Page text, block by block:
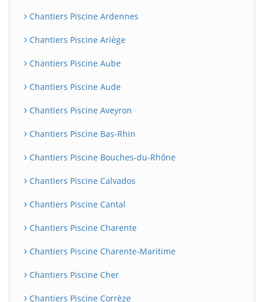
Chantiers Piscine Ardennes
Chantiers Piscine Ariège
Chantiers Piscine Aube
Chantiers Piscine Aude
Chantiers Piscine Aveyron
Chantiers Piscine Bas-Rhin
Chantiers Piscine Bouches-du-Rhône
Chantiers Piscine Calvados
Chantiers Piscine Cantal
Chantiers Piscine Charente
Chantiers Piscine Charente-Maritime
Chantiers Piscine Cher
Chantiers Piscine Corrèze